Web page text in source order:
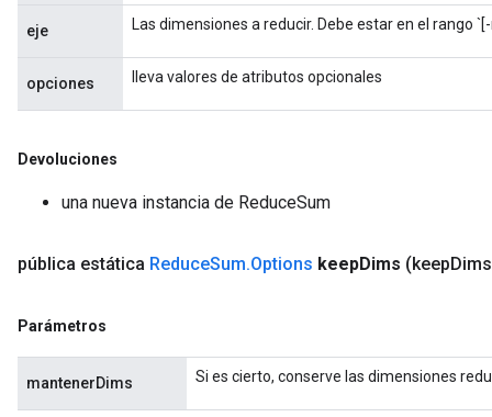
eje Las dimensiones a reducir. Debe estar en el rango
opciones lleva valores de atributos opcionales
Devoluciones
una nueva instancia de ReduceSum
pública estática ReduceSum.Options keepDims (keep
Parámetros
mantenerDims Si es cierto, conserve las dimensiones